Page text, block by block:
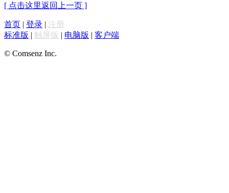
[ 点击这里返回上一页 ]
首页 | 登录 | 注册
标准版 | 触屏版 | 电脑版 | 客户端
© Comsenz Inc.